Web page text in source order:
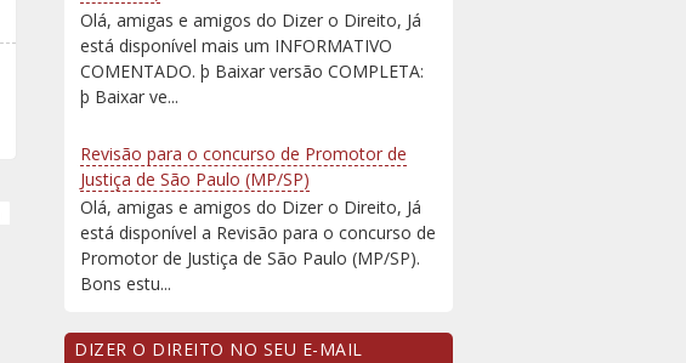
Olá, amigas e amigos do Dizer o Direito, Já
está disponível mais um INFORMATIVO
COMENTADO. þ Baixar versão COMPLETA:
þ Baixar ve...
Revisão para o concurso de Promotor de
Justiça de São Paulo (MP/SP)
Olá, amigas e amigos do Dizer o Direito, Já
está disponível a Revisão para o concurso de
Promotor de Justiça de São Paulo (MP/SP).
Bons estu...
DIZER O DIREITO NO SEU E-MAIL